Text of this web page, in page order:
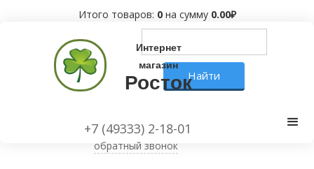
Итого товаров: 0 на сумму 0.00₽
Интернет
магазин
Росток
+7 (49333) 2-18-01
обратный звонок